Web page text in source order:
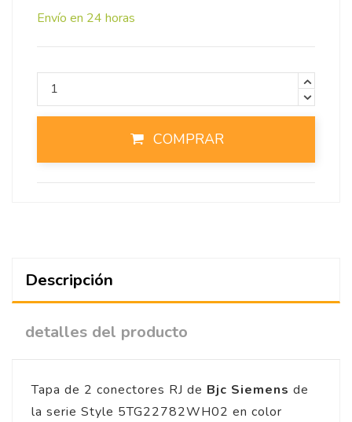
Envío en 24 horas
COMPRAR
Descripción
detalles del producto
Tapa de 2 conectores RJ de Bjc Siemens de
la serie Style 5TG22782WH02 en color